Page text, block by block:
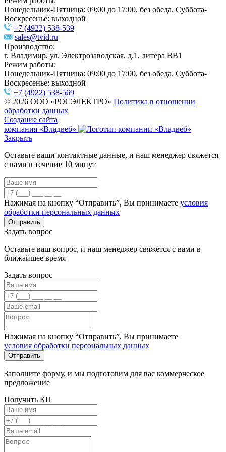
Понедельник-Пятница: 09:00 до 17:00, без обеда. Суббота-
Воскресенье: выходной
+7 (4922) 538-539
sales@tvid.ru
Производство:
г. Владимир, ул. Электрозаводская, д.1, литера ВВ1
Режим работы:
Понедельник-Пятница: 09:00 до 17:00, без обеда. Суббота-
Воскресенье: выходной
+7 (4922) 538-569
© 2026 ООО «РОСЭЛЕКТРО» Политика в отношении
обработки данных
Создание сайта
компания «Владвеб»
Закрыть
Оставьте ваши контактные данные, и наш менеджер свяжется
с вами в течение 10 минут
Нажимая на кнопку “Отправить”, Вы принимаете условия
обработки персональных данных
Задать вопрос
Оставьте ваш вопрос, и наш менеджер свяжется с вами в
ближайшее время
Задать вопрос
Нажимая на кнопку “Отправить”, Вы принимаете
условия обработки персональных данных
Заполните форму, и мы подготовим для вас коммерческое
предложение
Получить КП